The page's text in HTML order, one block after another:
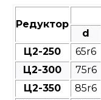
Редуктор
d
Ц2-250
65r6
Ц2-300
75r6
Ц2-350
85r6